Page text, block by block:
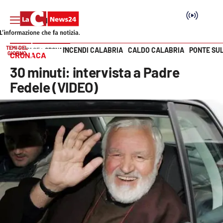
SEZIONI
Cronaca
Politica
Attualità
Economia e lavoro
Italia Mondo
Vai
TEMI DEL
GIORNO
INCENDI CALABRIA CALDO CALABRIA PONTE
HOME PAGE CRONACA
CRONACA
30 minuti: intervista a Padre
Fedele (VIDEO)